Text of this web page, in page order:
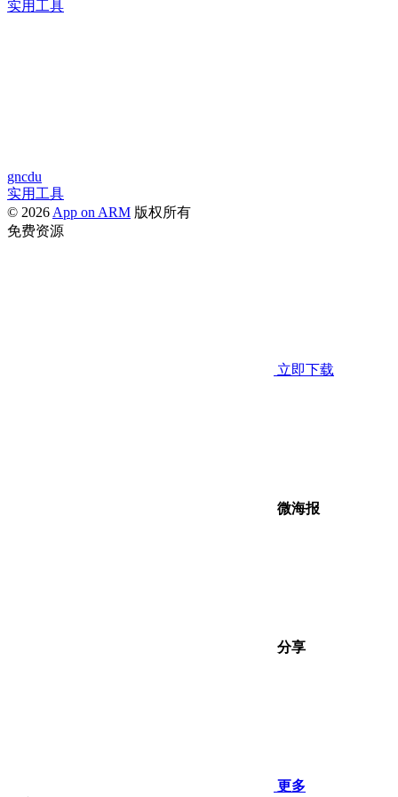
实用工具
gncdu
实用工具
© 2026 App on ARM 版权所有
免费资源
立即下载
微海报
分享
更多